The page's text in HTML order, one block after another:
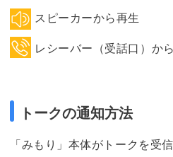
スピーカーから再生
レシーバー（受話口）か
トークの通知方法
「みもり」本体がトークを受